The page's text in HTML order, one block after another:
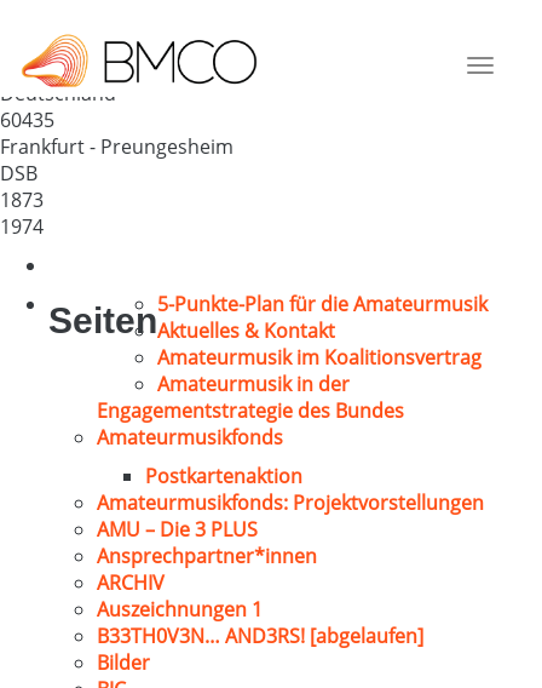
Toggle
„Germania“ 1873 e.V.
Deutschland
60435
Frankfurt - Preungesheim
DSB
1873
1974
Seiten5-Punkte-Plan für die Amateurmusik
Aktuelles & Kontakt
Amateurmusik im Koalitionsvertrag
Amateurmusik in der
Engagementstrategie des Bundes
Amateurmusikfonds
Postkartenaktion
Amateurmusikfonds: Projektvorstellungen
AMU – Die 3 PLUS
Ansprechpartner*innen
ARCHIV
Auszeichnungen 1
B33TH0V3N… AND3RS! [abgelaufen]
Bilder